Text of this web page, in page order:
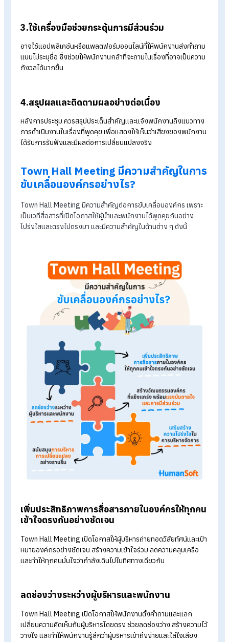
ทำอย่างไร? ให้การจัด Town Hall
Meeting ได้ผล
เพื่อให้การประชุม Town Hall ประสบความสำเร็จและบรรลุเป้าหม
1.กำหนดวาระการประชุมที่ชัดเจน
เลือกหัวข้อที่น่าสนใจและมีประโยชน์ต่อพนักงาน เช่น ผลการดำเนิน
เพื่อให้ทุกคนเข้าใจภาพรวมและเห็นความสำคัญของเนื้อหา
2.เปิดช่วงการถาม-ตอบ อย่างจริงจัง
จัดสรรเวลาให้เพียงพอสำหรับการถาม-ตอบ โดยผู้บริหารควรตอบ
3.ใช้เครื่องมือช่วยกระตุ้นการมีส่วนร่วม
อาจใช้แอปพลิเคชันหรือแพลตฟอร์มออนไลน์ที่ให้พนักงานส่งคำถ
แบบไม่ระบุชื่อ ซึ่งช่วยให้พนักงานกล้าที่จะถามในเรื่องที่อาจเป็นคว
กังวลได้มากขึ้น
4.สรุปผลและติดตามผลอย่างต่อเนื่อง
หลังการประชุม ควรสรุปประเด็นสำคัญและแจ้งพนักงานถึงแนวท
การดำเนินงานในเรื่องที่พูดคุย เพื่อแสดงให้เห็นว่าเสียงของพนัก
ได้รับการรับฟังและมีผลต่อการเปลี่ยนแปลงจริง
Town Hall Meeting มีความสำคัญในก
ขับเคลื่อนองค์กรอย่างไร?
เป็นเวทีสื่อสารที่เปิดโอกาสให้ผู้นำและพนักงานได้พูดคุยกันอย่าง
โปร่งใสและตรงไปตรงมา และมีความสำคัญในด้านต่าง ๆ ดังนี้